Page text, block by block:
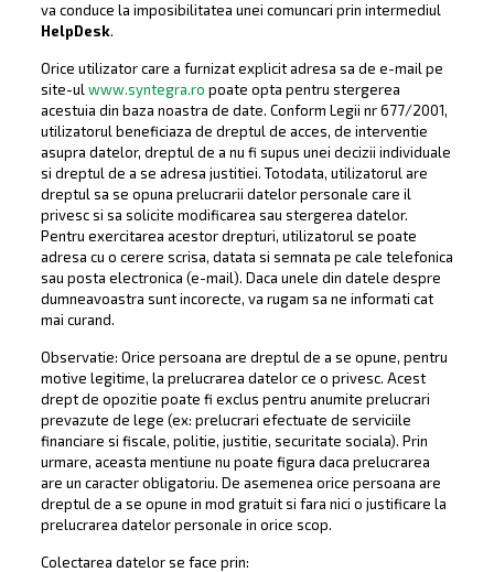
va conduce la imposibilitatea unei comuncari prin intermediul
HelpDesk.
Orice utilizator care a furnizat explicit adresa sa de e-mail pe
site-ul www.syntegra.ro poate opta pentru stergerea
acestuia din baza noastra de date. Conform Legii nr 677/2001,
utilizatorul beneficiaza de dreptul de acces, de interventie
asupra datelor, dreptul de a nu fi supus unei decizii individuale
si dreptul de a se adresa justitiei. Totodata, utilizatorul are
dreptul sa se opuna prelucrarii datelor personale care il
privesc si sa solicite modificarea sau stergerea datelor.
Pentru exercitarea acestor drepturi, utilizatorul se poate
adresa cu o cerere scrisa, datata si semnata pe cale telefonica
sau posta electronica (e-mail). Daca unele din datele despre
dumneavoastra sunt incorecte, va rugam sa ne informati cat
mai curand.
Observatie: Orice persoana are dreptul de a se opune, pentru
motive legitime, la prelucrarea datelor ce o privesc. Acest
drept de opozitie poate fi exclus pentru anumite prelucrari
prevazute de lege (ex: prelucrari efectuate de serviciile
financiare si fiscale, politie, justitie, securitate sociala). Prin
urmare, aceasta mentiune nu poate figura daca prelucrarea
are un caracter obligatoriu. De asemenea orice persoana are
dreptul de a se opune in mod gratuit si fara nici o justificare la
prelucrarea datelor personale in orice scop.
Colectarea datelor se face prin: